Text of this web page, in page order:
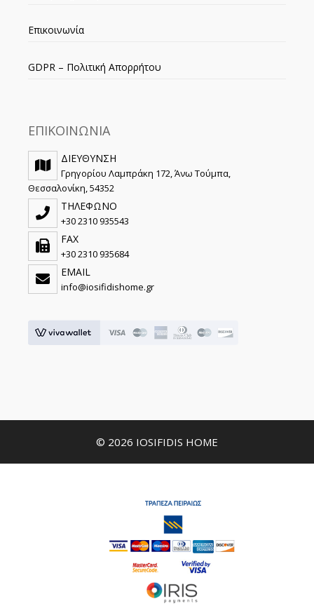
Επικοινωνία
GDPR – Πολιτική Απορρήτου
ΕΠΙΚΟΙΝΩΝΙΑ
ΔΙΕΥΘΥΝΣΗ
Γρηγορίου Λαμπράκη 172, Άνω Τούμπα,
Θεσσαλονίκη, 54352
ΤΗΛΕΦΩΝΟ
+30 2310 935543
FAX
+30 2310 935684
EMAIL
info@iosifidishome.gr
© 2026 IOSIFIDIS HOME